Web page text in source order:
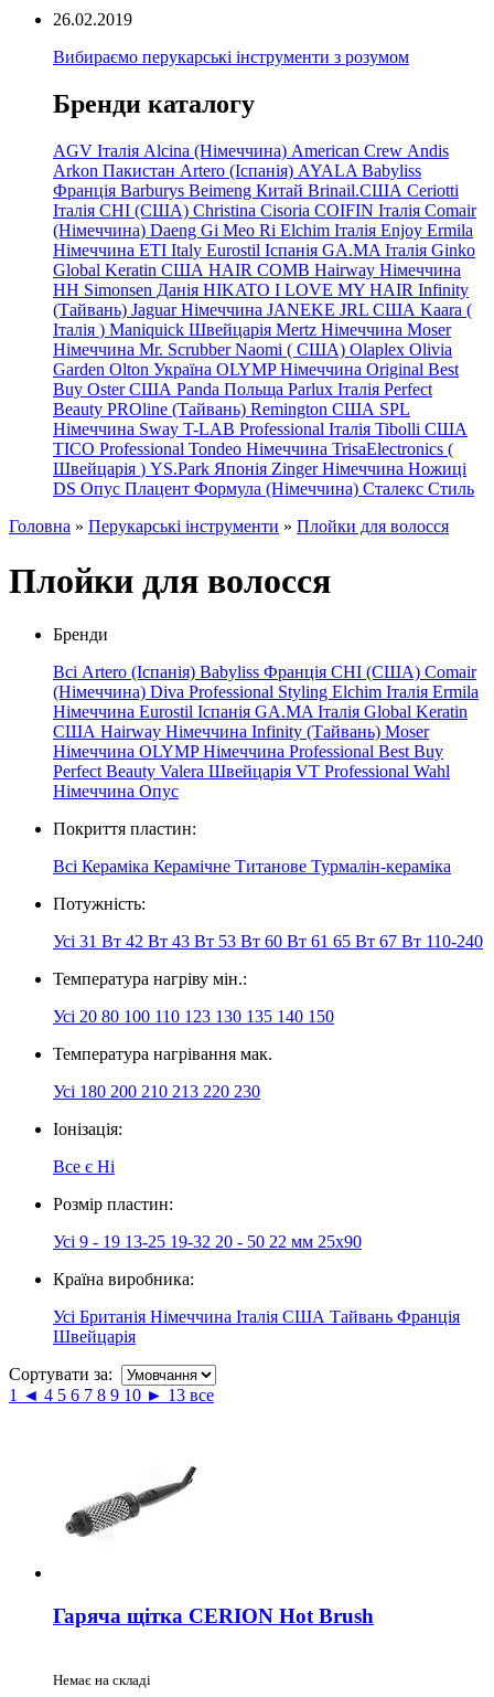
26.02.2019
Вибираємо перукарські інструменти з розумом
Бренди каталогу
AGV Італія Alcina (Німеччина) American Crew Andis
Arkon Пакистан Artero (Іспанія) AYALA Babyliss
Франція Barburys Beimeng Китай Brinail.США Ceriotti
Італія CHI (США) Christina Cisoria COIFIN Італія Comair
(Німеччина) Daeng Gi Meo Ri Elchim Італія Enjoy Ermila
Німеччина ETI Italy Eurostil Іспанія GA.MA Італія Ginko
Global Keratin США HAIR COMB Hairway Німеччина
HH Simonsen Данія HIKATO I LOVE MY HAIR Infinity
(Тайвань) Jaguar Німеччина JANEKE JRL США Kaara (
Італія ) Maniquick Швейцарія Mertz Німеччина Moser
Німеччина Mr. Scrubber Naomi ( США) Olaplex Olivia
Garden Olton Україна OLYMP Німеччина Original Best
Buy Oster США Panda Польща Parlux Італія Perfect
Beauty PROline (Тайвань) Remington США SPL
Німеччина Sway T-LAB Professional Італія Tibolli США
TICO Professional Tondeo Німеччина TrisaElectronics (
Швейцарія ) YS.Park Японія Zinger Німеччина Ножиці
DS Опус Плацент Формула (Німеччина) Сталекс Стиль
Головна » Перукарські інструменти » Плойки для волосся
Плойки для волосся
Бренди
Всі Artero (Іспанія) Babyliss Франція CHI (США) Comair
(Німеччина) Diva Professional Styling Elchim Італія Ermila
Німеччина Eurostil Іспанія GA.MA Італія Global Keratin
США Hairway Німеччина Infinity (Тайвань) Moser
Німеччина OLYMPНімеччина Professional Best Buy
Perfect Beauty Valera Швейцарія VT Professional Wahl
Німеччина Опус
Покриття пластин:
Всі Кераміка Керамічне Титанове Турмалін-кераміка
Потужність:
Усі 31 Вт 42 Вт 43 Вт 53 Вт 60 Вт 61 65 Вт 67 Вт 110-240
Температура нагріву мін.:
Усі 20 80 100 110 123 130 135 140 150
Температура нагрівання мак.
Усі 180 200 210 213 220 230
Іонізація:
Все є Ні
Розмір пластин:
Усі 9 - 19 13-25 19-32 20 - 50 22 мм 25x90
Країна виробника:
Усі Британія Німеччина Італія США Тайвань Франція
Швейцарія
Сортувати за:
1 ◄ 4 5 6 7 8 9 10 ► 13 все
Гаряча щітка CERION Hot Brush
Немає на складі